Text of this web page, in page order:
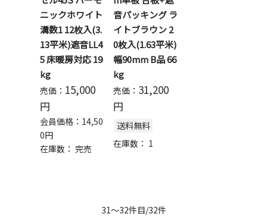
ニックホワイト
溝数1 12枚入(3.
13平米)遮音LL4
5 床暖房対応 19
kg
売価： 15,000
円
会員価格： 14,50
0円
在庫数： 完売
音パッキング ラ
イトブラウン 2
0枚入(1.63平米)
幅90mm B品 66
kg
売価： 31,200
円
送料無料
在庫数： 1
31～32件目/32件